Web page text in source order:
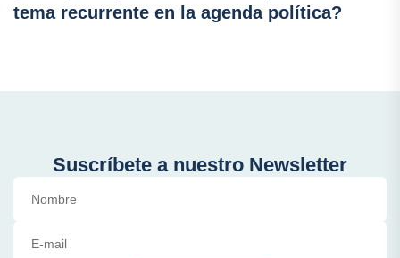
tema recurrente en la agenda política?
Suscríbete a nuestro Newsletter